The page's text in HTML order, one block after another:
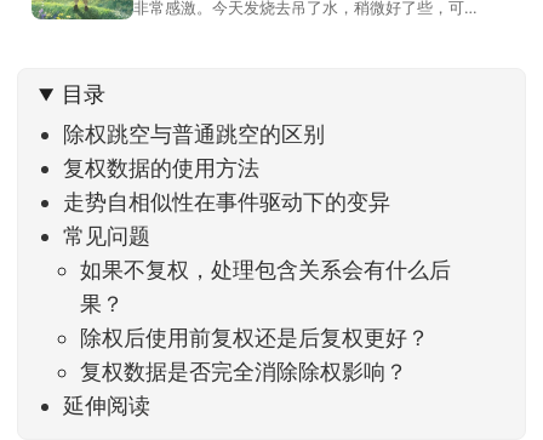
非常感激。今天发烧去吊了水，稍微好了些，可没
去相差不大，但细看下来，跌幅超过3%的只有不到
目录
除权跳空与普通跳空的区别
复权数据的使用方法
走势自相似性在事件驱动下的变异
常见问题
如果不复权，处理包含关系会有什么后
果？
除权后使用前复权还是后复权更好？
复权数据是否完全消除除权影响？
延伸阅读